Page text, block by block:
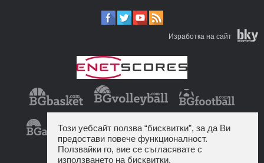
Изработка на сайт
Този уебсайт ползва “бисквитки”, за да Ви
предостави повече функционалност.
Ползвайки го, вие се съгласявате с
използването на бисквитки.